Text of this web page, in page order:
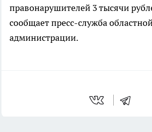
правонарушителей 3 тысячи
сообщает пресс-служба
администрации.